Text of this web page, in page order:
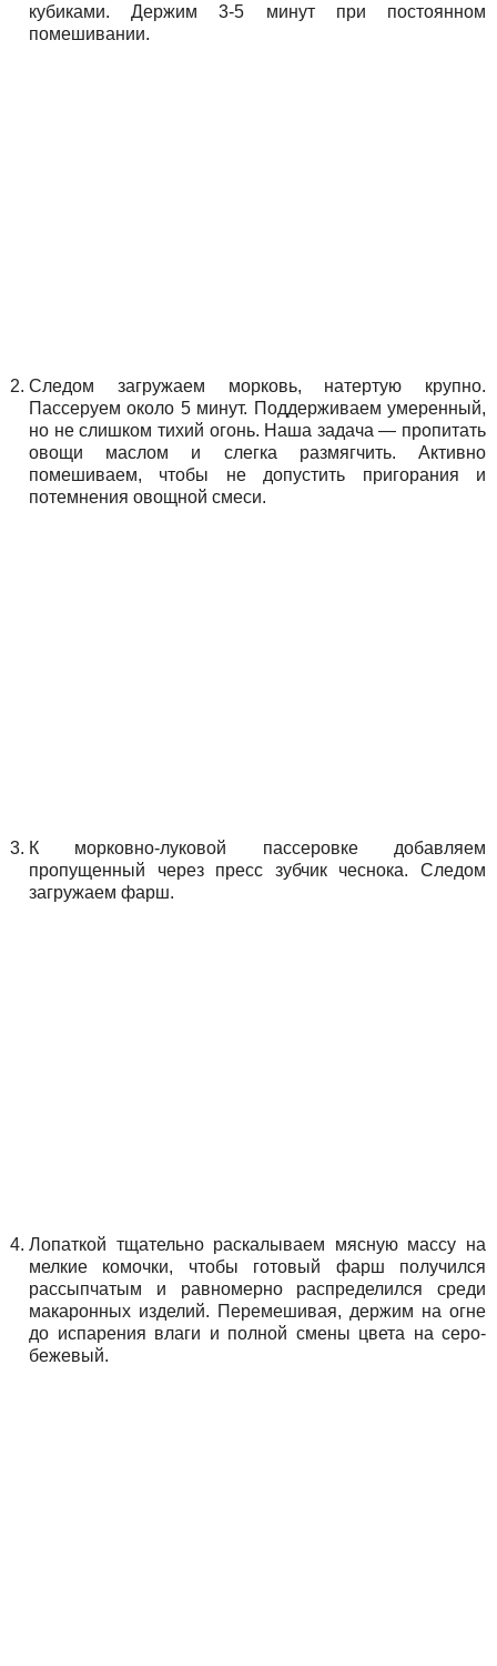
кубиками. Держим 3-5 минут при постоянном
помешивании.
Следом загружаем морковь, натертую крупно.
Пассеруем около 5 минут. Поддерживаем умеренный,
но не слишком тихий огонь. Наша задача — пропитать
овощи маслом и слегка размягчить. Активно
помешиваем, чтобы не допустить пригорания и
потемнения овощной смеси.
К морковно-луковой пассеровке добавляем
пропущенный через пресс зубчик чеснока. Следом
загружаем фарш.
Лопаткой тщательно раскалываем мясную массу на
мелкие комочки, чтобы готовый фарш получился
рассыпчатым и равномерно распределился среди
макаронных изделий. Перемешивая, держим на огне
до испарения влаги и полной смены цвета на серо-
бежевый.